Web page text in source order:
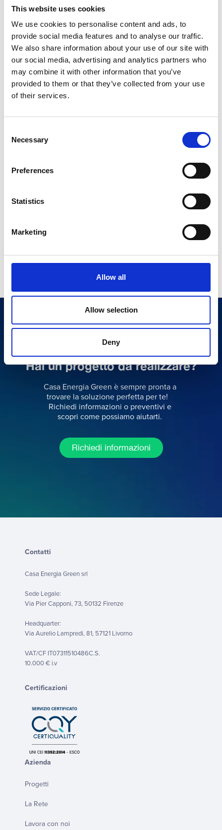
This website uses cookies
We use cookies to personalise content and ads, to
provide social media features and to analyse our traffic.
We also share information about your use of our site with
our social media, advertising and analytics partners who
may combine it with other information that you’ve
provided to them or that they’ve collected from your use
of their services.
Selection
Necessary
Preferences
Statistics
Marketing
Allow all
Allow selection
Deny
Installare caldaie a condensazione, pompe di
calore e climatizzatori ad alta efficienza.
Fonti di Energia Rinnovabile: Pannelli solari e
sistemi geotermici possono ridurre il consumo
di energia non rinnovabile.
Conclusioni
Ottenere la certificazione energetica è un passo
alla sostenibilità ambientale. Con le novità del 2024,
il territorio nazionale. Segui questa guida per
assicurarti di ottenere l'APE in modo efficiente e
dell'efficienza energetica.
certificazione energetica, contatta il nostro team di
esperti. Siamo qui per aiutarti a rendere il tuo
Hai un progetto da realizzare?
Casa Energia Green è sempre pronta a
trovare la soluzione perfetta per te!
Richiedi informazioni o preventivi e
scopri come possiamo aiutarti.
Richiedi informazioni
Contatti
Casa Energia Green srl
Sede Legale:
Via Pier Capponi, 73, 50132 Firenze
Headquarter:
Via Aurelio Lampredi, 81, 57121 Livorno
VAT/CF IT07311510486C.S.
10.000 € i.v
Certificazioni
Azienda
Progetti
La Rete
Lavora con noi